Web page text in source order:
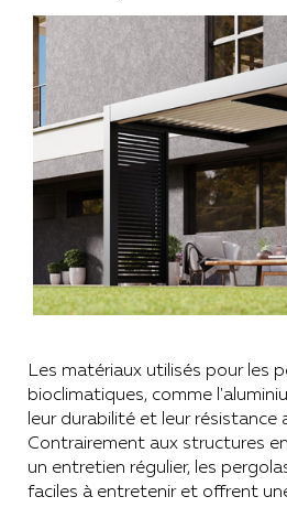
Les matériaux utilisés pour les
bioclimatiques, comme
leur durabilité et leur résistance
Contrairement aux structures
un entretien régulier, les
faciles à entretenir et offrent